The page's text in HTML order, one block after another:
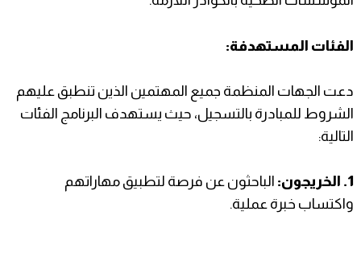
الفئات المستهدفة:
​دعت الجهات المنظمة جميع المهتمين الذين تنطبق عليهم
الشروط للمبادرة بالتسجيل، حيث يستهدف البرنامج الفئات
التالية:
1. ​الخريجون:
الباحثون عن فرصة لتطبيق مهاراتهم
واكتساب خبرة عملية.